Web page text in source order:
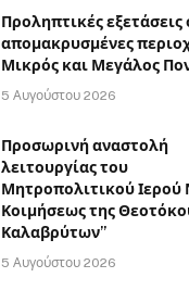
Προληπτικές εξετάσεις
απομακρυσμένες
Μικρός και Μεγάλος
5 Αυγούστου 2026
Προσωρινή αναστολή
λειτουργίας του
Μητροπολιτικού Ιερού
Κοιμήσεως της
Καλαβρύτων”
5 Αυγούστου 2026